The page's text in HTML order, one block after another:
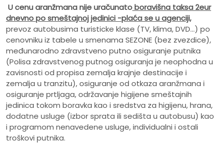
U cenu aranžmana nije uračunatoboravišna taksa 2eur
dnevno po smeštajnoj jedinici -plaća se u agenciji,
prevoz autobusima turisticke klase (TV, klima, DVD...) po
cenovniku iz tabele u smenama SEZONE (bez zvezdice),
međunarodno zdravstveno putno osiguranje putnika
(Polisa zdravstvenog putnog osiguranja je neophodna u
zavisnosti od propisa zemalja krajnje destinacije i
zemalja u tranzitu), osiguranje od otkaza aranžmana i
osiguranje prtljaga, održavanje higijene smeštajnih
jedinica tokom boravka kao i sredstva za higijenu, hrana,
dodatne usluge (izbor sprata ili sedišta u autobusu) kao
i programom nenavedene usluge, individualni i ostali
troškovi putnika.